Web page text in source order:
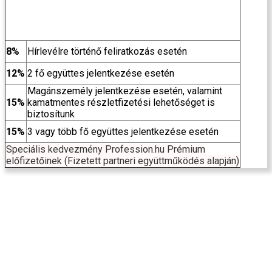
8%
Hírlevélre történő feliratkozás esetén
12% 2 fő együttes jelentkezése esetén
15%
Magánszemély jelentkezése esetén, valamint
kamatmentes részletfizetési lehetőséget is
biztosítunk
15% 3 vagy több fő együttes jelentkezése esetén
Speciális kedvezmény Profession.hu Prémium
előfizetőinek (Fizetett partneri együttműködés alapján)